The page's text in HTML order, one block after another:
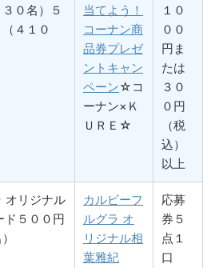
０名）５
４１０
当てよう！
コーナン商
品券プレゼ
ントキャン
ペーン☆コ
ーナン×Ｋ
ＵＲＥ☆
１０
００
円ま
たは
３０
０円
（税
込）
以上
オリジナル
ド５００円
カルビーフ
ルグラ オ
リジナル相
葉雅紀
応募
券５
点１
口